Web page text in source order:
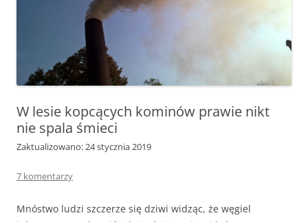
W lesie kopcących kominów prawie nikt
nie spala śmieci
Zaktualizowano: 24 stycznia 2019
7 komentarzy
Mnóstwo ludzi szczerze się dziwi widząc, że węgiel